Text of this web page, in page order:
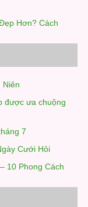
Hơn? Cách
Niên
được ưa chuộng
7
Cưới Hỏi
10 Phong Cách